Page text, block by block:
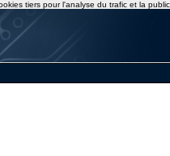
tiers pour l'analyse du trafic et la